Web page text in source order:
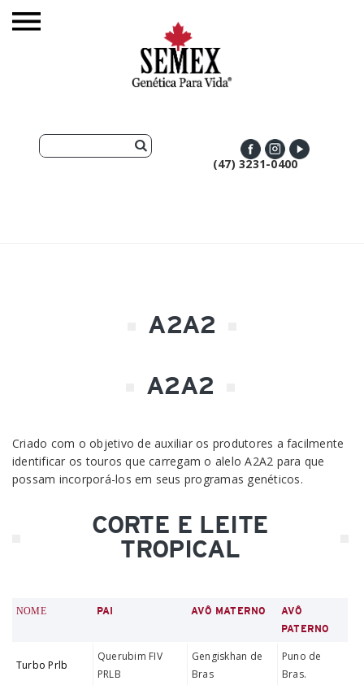
(47) 3231-0400
A2A2
A2A2
Criado com o objetivo de auxiliar os produtores a facilmente
identificar os touros que carregam o alelo A2A2 para que
possam incorporá-los em seus programas genéticos.
CORTE E LEITE
TROPICAL
NOME PAI AVÔ MATERNO
AVÔ
PATERNO
Turbo Prlb
Querubim FIV
PRLB
Gengiskhan de
Bras
Puno de
Bras.